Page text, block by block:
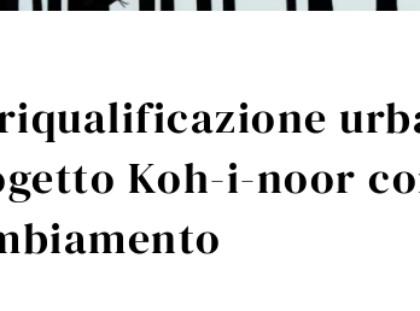
Koh-i-noor